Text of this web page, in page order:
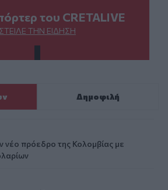
του CRETALIVE
ΣΤΕΊΛΕ ΤΗΝ ΕΊΔΗΣΗ
Δημοφιλή
νέο πρόεδρο της Κολομβίας με